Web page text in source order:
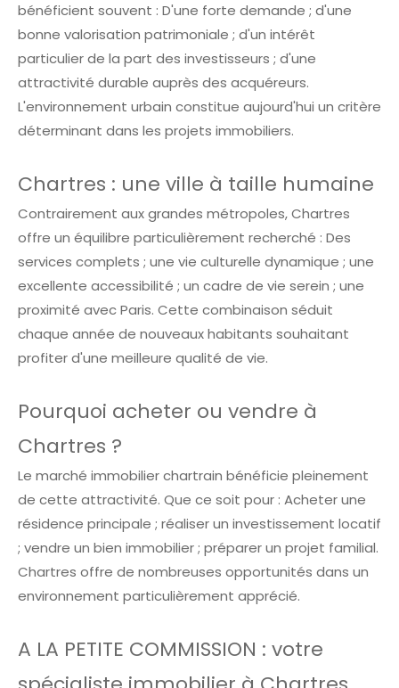
bénéficient souvent : D'une forte demande ; d'une
bonne valorisation patrimoniale ; d'un intérêt
particulier de la part des investisseurs ; d'une
attractivité durable auprès des acquéreurs.
L'environnement urbain constitue aujourd'hui un critère
déterminant dans les projets immobiliers.
Chartres : une ville à taille humaine
Contrairement aux grandes métropoles, Chartres
offre un équilibre particulièrement recherché : Des
services complets ; une vie culturelle dynamique ; une
excellente accessibilité ; un cadre de vie serein ; une
proximité avec Paris. Cette combinaison séduit
chaque année de nouveaux habitants souhaitant
profiter d'une meilleure qualité de vie.
Pourquoi acheter ou vendre à
Chartres ?
Le marché immobilier chartrain bénéficie pleinement
de cette attractivité. Que ce soit pour : Acheter une
résidence principale ; réaliser un investissement locatif
; vendre un bien immobilier ; préparer un projet familial.
Chartres offre de nombreuses opportunités dans un
environnement particulièrement apprécié.
A LA PETITE COMMISSION : votre